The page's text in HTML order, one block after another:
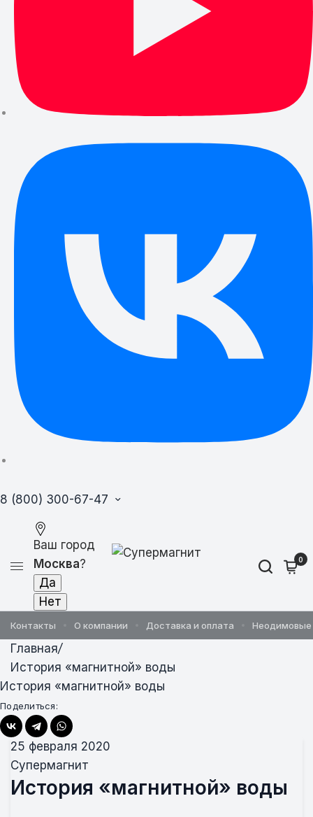
8 (800) 300-67-47
Ваш город
Москва? 0
Контакты О компании Доставка и оплата
Главная/
История «магнитной» воды
История «магнитной» воды
Поделиться:
25 февраля 2020
Супермагнит
История «магнитной» воды